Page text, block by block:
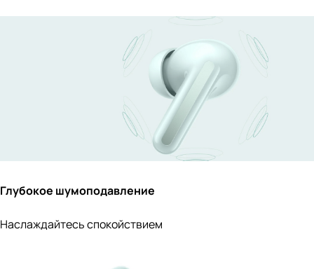
Глубокое шумоподавление
Наслаждайтесь спокойствием